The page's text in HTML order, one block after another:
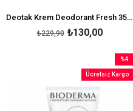
Deotak Krem Deodorant Fresh 35 ml
₺130,00
₺229,90
%4
İndirim
Ücretsiz Kargo